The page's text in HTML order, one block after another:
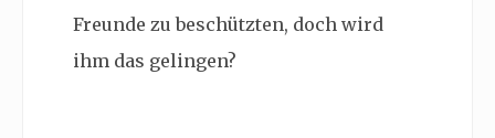
Freunde zu beschützten, doch wird
ihm das gelingen?